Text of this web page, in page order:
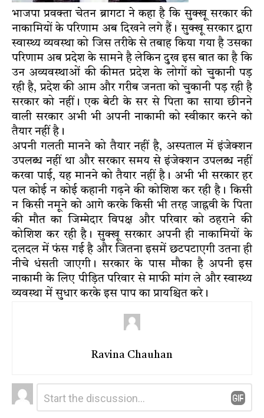
भाजपा प्रवक्ता चेतन ब्रागटा ने कहा है कि सुक्खू सरकार की
नाकामियों के परिणाम अब दिखने लगे हैं। सुक्खू सरकार द्वारा
स्वास्थ्य व्यवस्था को जिस तरीके से तबाह किया गया है उसका
परिणाम अब प्रदेश के सामने है लेकिन दुख इस बात का है कि
उन अव्यवस्थाओं की कीमत प्रदेश के लोगों को चुकानी पड़
रही है, प्रदेश की आम और गरीब जनता को चुकानी पड़ रही है
सरकार को नहीं। एक बेटी के सर से पिता का साया छीनने
वाली सरकार अभी भी अपनी नाकामी को स्वीकार करने को
तैयार नहीं है।
अपनी गलती मानने को तैयार नहीं है, अस्पताल में इंजेक्शन
उपलब्ध नहीं था और सरकार समय से इंजेक्शन उपलब्ध नहीं
करवा पाई, यह मानने को तैयार नहीं है। अभी भी सरकार हर
पल कोई न कोई कहानी गढ़ने की कोशिश कर रही है। किसी
न किसी नमूने को आगे करके किसी भी तरह जाह्नवी के पिता
की मौत का जिम्मेदार विपक्ष और परिवार को ठहराने की
कोशिश कर रही है। सुक्खू सरकार अपनी ही नाकामियों के
दलदल में फंस गई है और जितना इसमें छटपटाएगी उतना ही
नीचे धंसती जाएगी। सरकार के पास मौका है अपनी इस
नाकामी के लिए पीड़ित परिवार से माफी मांग ले और स्वास्थ्य
व्यवस्था में सुधार करके इस पाप का प्रायश्चित करे।
Ravina Chauhan
Leave
a
Comment